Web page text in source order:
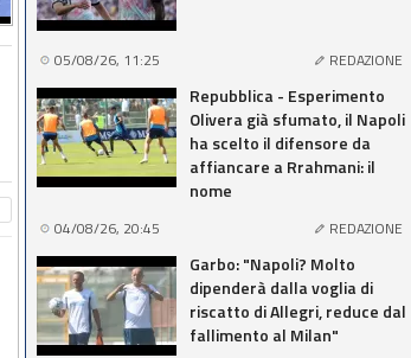
05/08/26, 11:25 REDAZIONE
Repubblica - Esperimento
Olivera già sfumato, il Napoli
ha scelto il difensore da
affiancare a Rrahmani: il
nome
04/08/26, 20:45 REDAZIONE
Garbo: "Napoli? Molto
dipenderà dalla voglia di
riscatto di Allegri, reduce dal
fallimento al Milan"